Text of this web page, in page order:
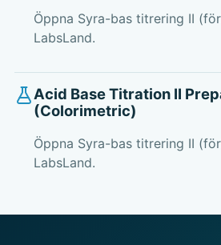
Öppna Syra-bas titrering II
LabsLand.
Acid Base Titration II
(Colorimetric)
Öppna Syra-bas titrering II
LabsLand.